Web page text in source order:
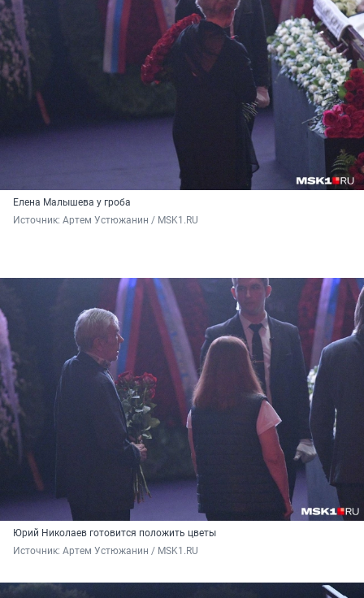
Елена Малышева у гроба
Источник: Артем Устюжанин / MSK1.RU
Юрий Николаев готовится положить цветы
Источник: Артем Устюжанин / MSK1.RU